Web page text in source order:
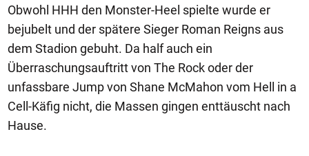
Obwohl HHH den Monster-Heel spielte wurde er
bejubelt und der spätere Sieger Roman Reigns aus
dem Stadion gebuht. Da half auch ein
Überraschungsauftritt von The Rock oder der
unfassbare Jump von Shane McMahon vom Hell in a
Cell-Käfig nicht, die Massen gingen enttäuscht nach
Hause.